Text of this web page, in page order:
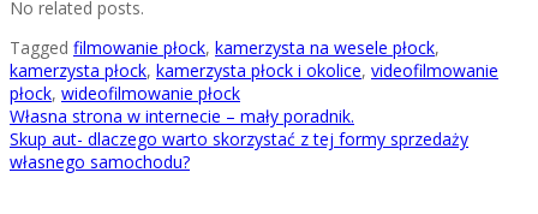
No related posts.
Tagged filmowanie płock, kamerzysta na wesele płock,
kamerzysta płock, kamerzysta płock i okolice, videofilmowanie
płock, wideofilmowanie płock
Nawigacja
wpisu
Własna strona w internecie – mały poradnik.
Skup aut- dlaczego warto skorzystać z tej formy sprzedaży
własnego samochodu?